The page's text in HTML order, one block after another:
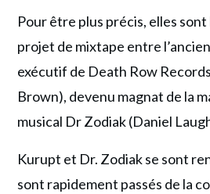
Pour être plus précis, elles sont
projet de mixtape entre
exécutif de Death Row
Brown), devenu magnat de la
musical Dr Zodiak (Daniel
Kurupt et Dr. Zodiak se sont
sont rapidement passés de la